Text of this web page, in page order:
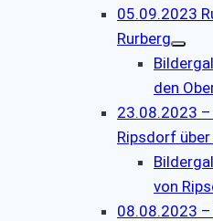
05.09.2023
Rurberg
den
23.08.2023 –
Ripsdorf
von
08.08.2023 –